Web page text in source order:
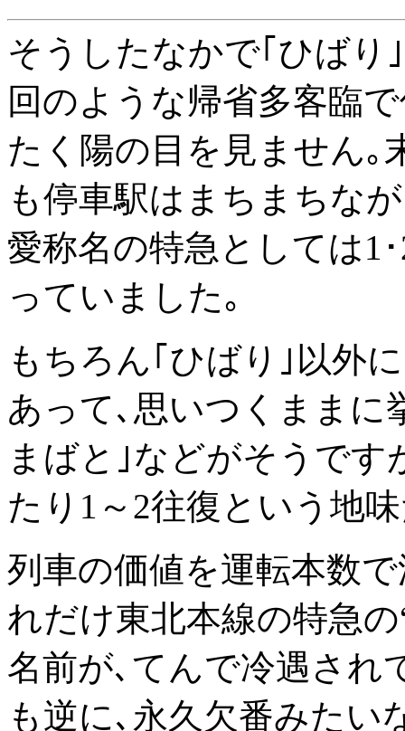
そうしたなかで｢ひばり
回のような帰省多客臨
たく陽の目を見ません｡
も停車駅はまちまちな
愛称名の特急としては1
っていました｡
もちろん｢ひばり｣以外
あって､思いつくままに
まばと｣などがそうです
たり1～2往復という地
列車の価値を運転本数
れだけ東北本線の特急
名前が､てんで冷遇され
も逆に､永久欠番みたい